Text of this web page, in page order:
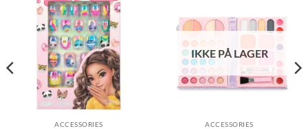
ACCESSORIES
IKKE PÅ LAGER
ACCESSORIES